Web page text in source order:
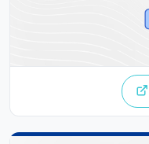
derivar casos y
fortaleciendo la
comunicación entre